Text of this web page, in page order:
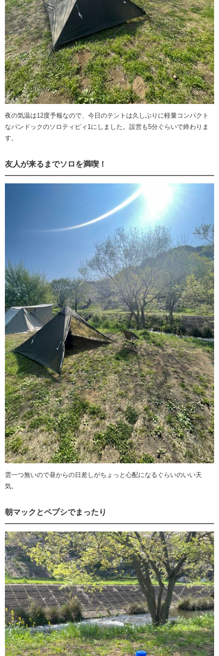
夜の気温は12度予報なので、今日のテントは久しぶりに軽量コンパクト
なバンドックのソロティピィ1にしました。設営も5分ぐらいで終わりま
す。
友人が来るまでソロを満喫！
雲一つ無いので昼からの日差しがちょっと心配になるぐらいのいい天
気。
朝マックとペプシでまったり